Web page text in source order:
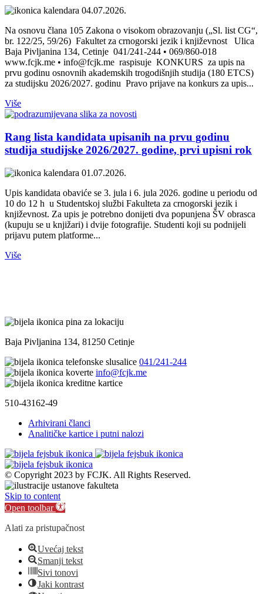
04.07.2026.
Na osnovu člana 105 Zakona o visokom obrazovanju („Sl. list CG“,
br. 122/25, 59/26) Fakultet za crnogorski jezik i književnost Ulica
Baja Pivljanina 134, Cetinje 041/241-244 • 069/860-018
www.fcjk.me • info@fcjk.me raspisuje KONKURS za upis na
prvu godinu osnovnih akademskih trogodišnjih studija (180 ETCS)
za studijsku 2026/2027. godinu Pravo prijave na konkurs za upis...
Više
Rang lista kandidata upisanih na prvu godinu
studija studijske 2026/2027. godine, prvi upisni rok
01.07.2026.
Upis kandidata obaviće se 3. jula i 6. jula 2026. godine u periodu od
10 do 12 h u Studentskoj službi Fakulteta za crnogorski jezik i
književnost. Za upis je potrebno donijeti dva popunjena ŠV obrasca
(kupuju se u knjižari) i dvije fotografije. Studenti koji su podnijeli
prijavu putem platforme...
Više
Baja Pivljanina 134, 81250 Cetinje
041/241-244
info@fcjk.me
510-43162-49
Arhivirani članci
Analitičke kartice i putni nalozi
© Copyright 2023 by FCJK. All Rights Reserved.
Skip to content
Open toolbar
Alati za pristupačnost
Uvećaj tekst
Smanji tekst
Sivi tonovi
Jaki kontrast